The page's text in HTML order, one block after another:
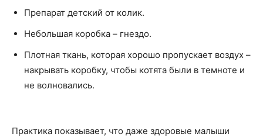
Препарат детский от колик.
Небольшая коробка – гнездо.
Плотная ткань, которая хорошо пропускает воздух –
накрывать коробку, чтобы котята были в темноте и
не волновались.
Практика показывает, что даже здоровые малыши